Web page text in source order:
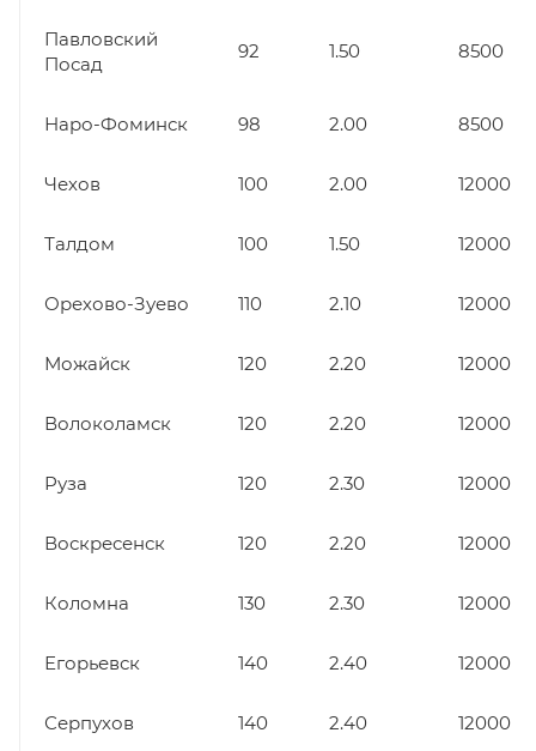
Павловский
Посад
92 1.50 8500
Наро-Фоминск 98 2.00 8500
Чехов 100 2.00 12000
Талдом 100 1.50 12000
Орехово-Зуево 110 2.10 12000
Можайск 120 2.20 12000
Волоколамск 120 2.20 12000
Руза 120 2.30 12000
Воскресенск 120 2.20 12000
Коломна 130 2.30 12000
Егорьевск 140 2.40 12000
Серпухов 140 2.40 12000